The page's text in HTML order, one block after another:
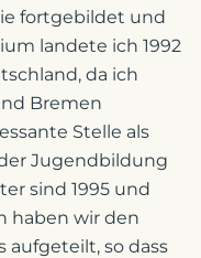
fortgebildet und
landete ich 1992
da ich
Bremen
Stelle als
Jugendbildung
sind 1995 und
haben wir den
aufgeteilt, so dass